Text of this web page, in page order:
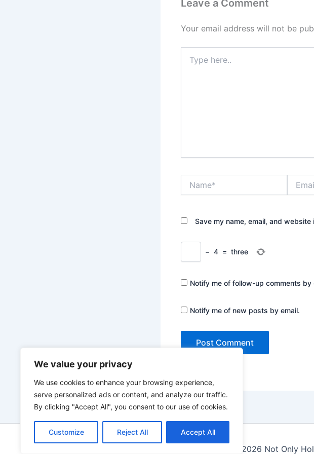
We value your privacy
We use cookies to enhance your browsing experience,
serve personalized ads or content, and analyze our traffic.
By clicking "Accept All", you consent to our use of cookies.
Customize Reject All Accept All
Leave a Comment
Your email address will not be
here..
Save my name, email, and
− 4 = three
Notify me of follow-up comments by
Notify me of new posts by email.
Copyright © 2026 Not Only